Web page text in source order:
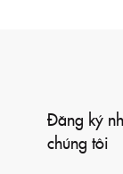
Đăng ký
chúng tôi